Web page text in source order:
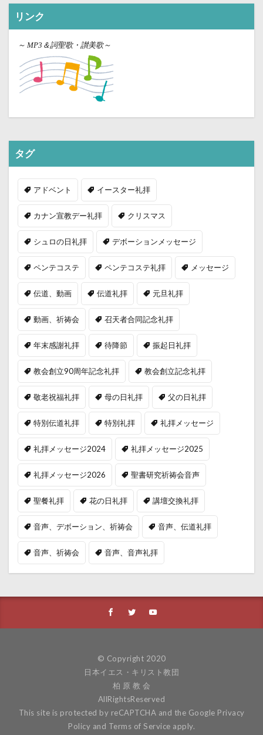
リンク
～ MP3＆詞聖歌・讃美歌～
タグ
アドベント イースター礼拝
カナン宣教デー礼拝 クリスマス
シュロの日礼拝 デボーションメッセージ
ペンテコステ ペンテコステ礼拝 メッセージ
伝道、動画 伝道礼拝 元旦礼拝
動画、祈祷会 召天者合同記念礼拝
年末感謝礼拝 待降節 振起日礼拝
教会創立90周年記念礼拝 教会創立記念礼拝
敬老祝福礼拝 母の日礼拝 父の日礼拝
特別伝道礼拝 特別礼拝 礼拝メッセージ
礼拝メッセージ2024 礼拝メッセージ2025
礼拝メッセージ2026 聖書研究祈祷会音声
聖餐礼拝 花の日礼拝 講壇交換礼拝
音声、デボーション、祈祷会 音声、伝道礼拝
音声、祈祷会 音声、音声礼拝
© Copyright 2020
日本イエス・キリスト教団
柏 原 教 会
AllRightsReserved
This site is protected by reCAPTCHA and the Google Privacy
Policy and Terms of Service apply.